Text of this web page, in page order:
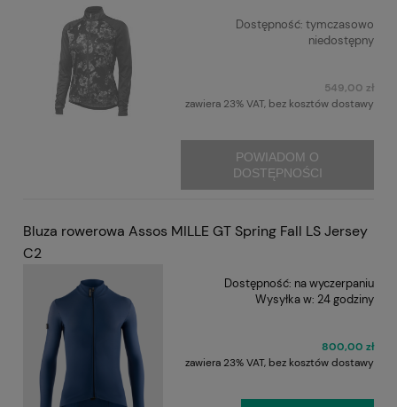
Dostępność: tymczasowo
niedostępny
549,00 zł
zawiera 23% VAT, bez kosztów dostawy
POWIADOM O
DOSTĘPNOŚCI
Bluza rowerowa Assos MILLE GT Spring Fall LS Jersey
C2
Dostępność: na wyczerpaniu
Wysyłka w: 24 godziny
800,00 zł
zawiera 23% VAT, bez kosztów dostawy